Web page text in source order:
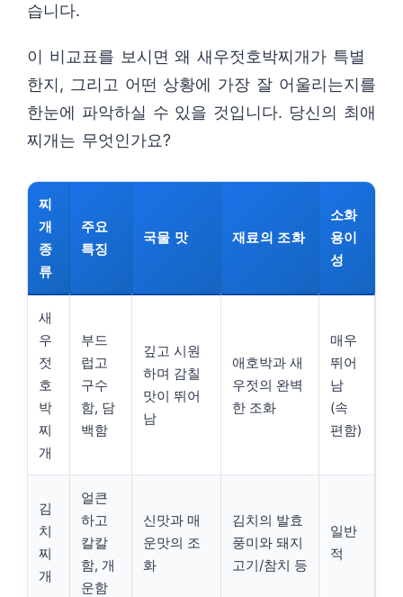
습니다.
이 비교표를 보시면 왜 새우젓호박찌개가 특별
한지, 그리고 어떤 상황에 가장 잘 어울리는지를
한눈에 파악하실 수 있을 것입니다. 당신의 최애
찌개는 무엇인가요?
찌
개
종
류
주요
특징
국물 맛 재료의 조화
소화
용이
성
새
우
젓
호
박
찌
개
부드
럽고
구수
함, 담
백함
깊고 시원
하며 감칠
맛이 뛰어
남
애호박과 새
우젓의 완벽
한 조화
매우
뛰어
남
(속
편함)
김
치
찌
개
얼큰
하고
칼칼
함, 개
운함
신맛과 매
운맛의 조
화
김치의 발효
풍미와 돼지
고기/참치 등
일반
적